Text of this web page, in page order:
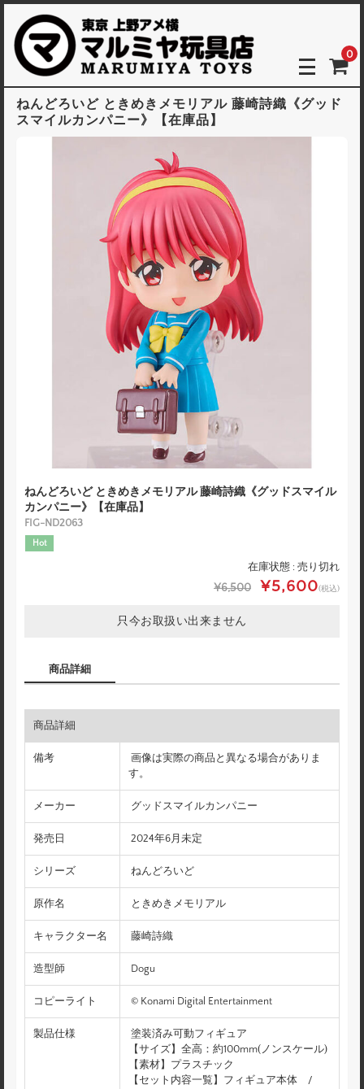
0
ねんどろいど ときめきメモリアル 藤崎詩織《グッド
スマイルカンパニー》【在庫品】
ねんどろいど ときめきメモリアル 藤崎詩織《グッドスマイル
カンパニー》【在庫品】
FIG-ND2063
Hot
在庫状態 : 売り切れ
¥6,500 ¥5,600(税込)
只今お取扱い出来ません
商品詳細
商品詳細
備考
画像は実際の商品と異なる場合がありま
す。
メーカー グッドスマイルカンパニー
発売日 2024年6月未定
シリーズ ねんどろいど
原作名 ときめきメモリアル
キャラクター名 藤崎詩織
造型師 Dogu
コピーライト © Konami Digital Entertainment
製品仕様
塗装済み可動フィギュア
【サイズ】全高：約100mm(ノンスケール)
【素材】プラスチック
【セット内容一覧】フィギュア本体 /